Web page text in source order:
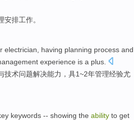
安排工作。
electrician having planning process and
experience is a plus
技术问题解决能力 ， 具1~2年管理经验尤
keywords -- showing the ability to get